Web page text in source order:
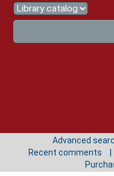
Advanced
Recent comments